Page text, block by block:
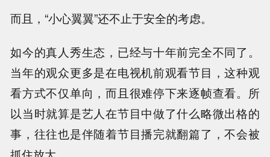
而且，“小心翼翼”还不止于安全的考虑。
如今的真人秀生态，已经与十年前完全不同了。
当年的观众更多是在电视机前观看节目，这种观
看方式不仅单向，而且很难停下来逐帧查看。所
以当时就算是艺人在节目中做了什么略微出格的
事，往往也是伴随着节目播完就翻篇了，不会被